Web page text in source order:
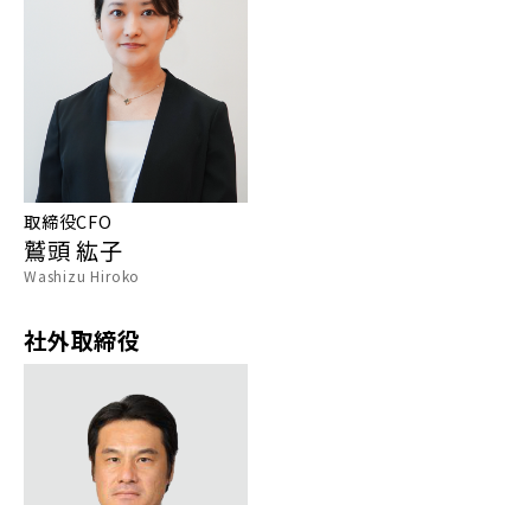
取締役CFO
鷲頭 紘子
Washizu Hiroko
社外取締役